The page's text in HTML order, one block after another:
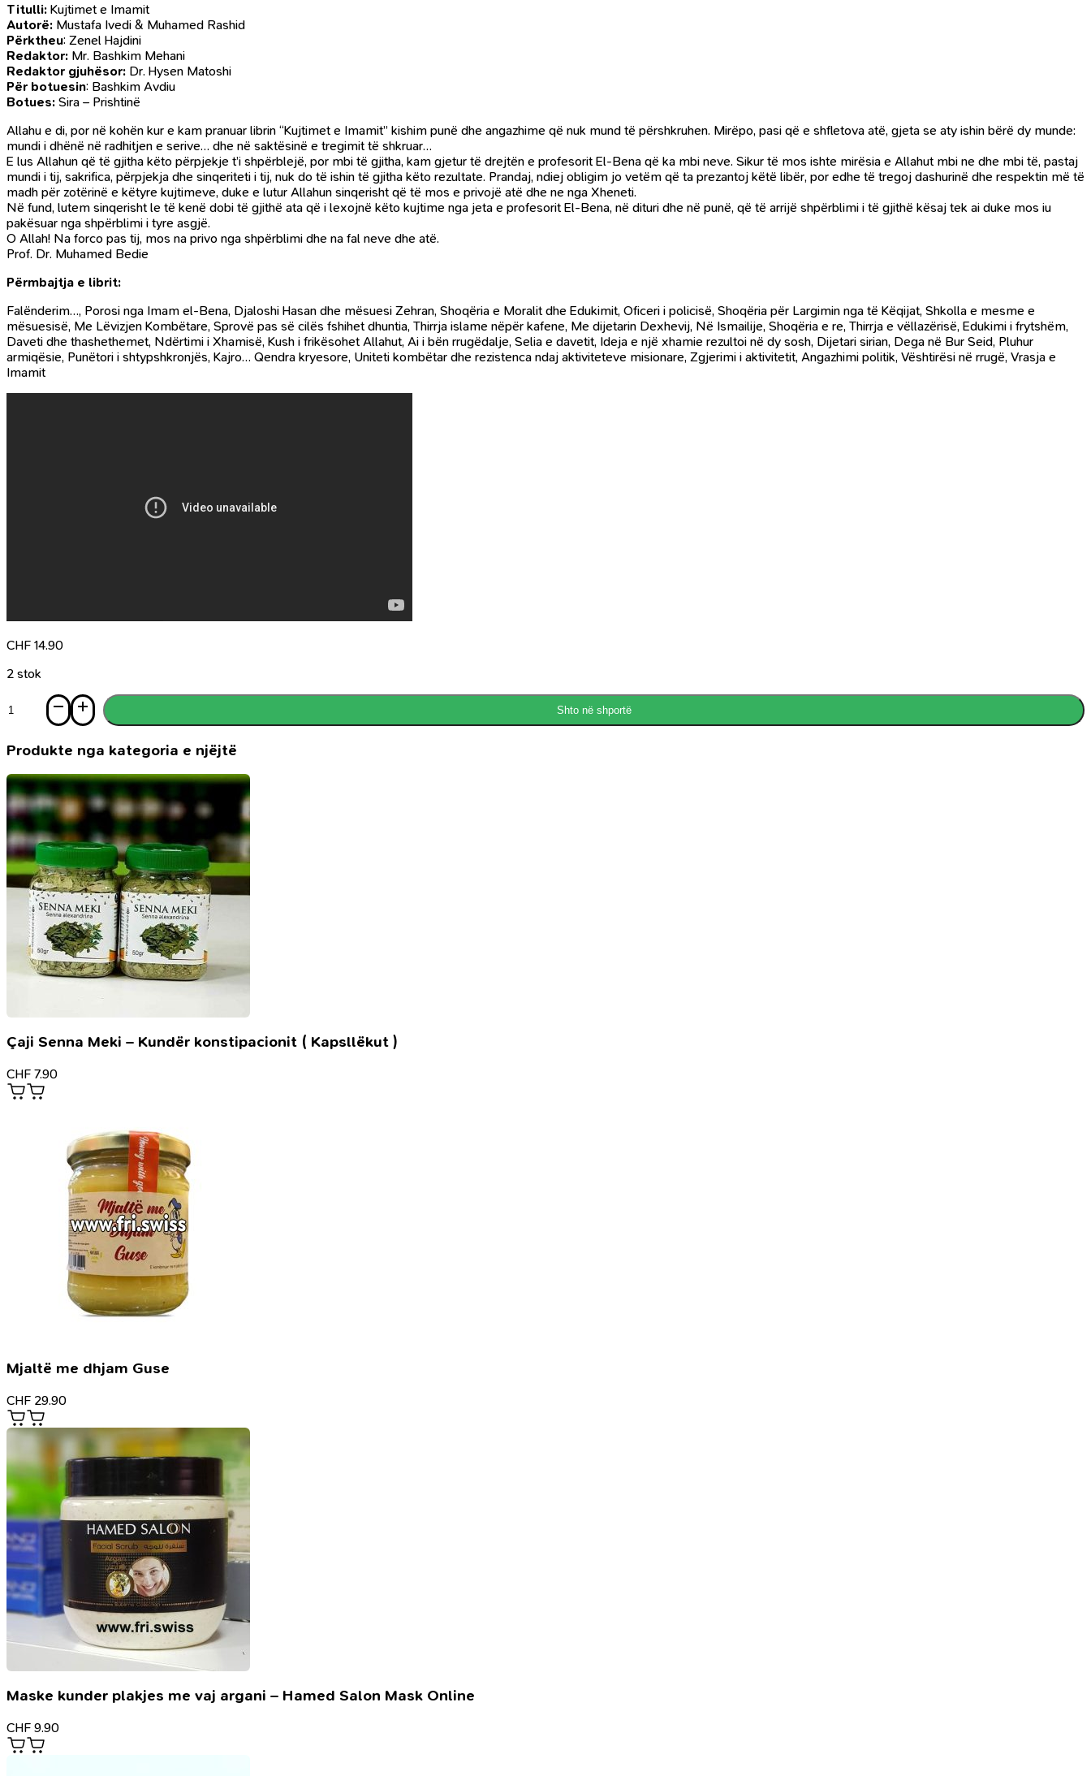
Titulli: Kujtimet e Imamit
Autorë: Mustafa Ivedi & Muhamed Rashid
Përktheu: Zenel Hajdini
Redaktor: Mr. Bashkim Mehani
Redaktor gjuhësor: Dr. Hysen Matoshi
Për botuesin: Bashkim Avdiu
Botues: Sira – Prishtinë
Allahu e di, por në kohën kur e kam pranuar librin “Kujtimet e Imamit” kishim punë dhe angazhime që nuk mund të përshkruhen. Mirëpo, pasi që e shfletova atë, gjeta se aty ishin bërë dy munde:
mundi i dhënë në radhitjen e serive… dhe në saktësinë e tregimit të shkruar…
E lus Allahun që të gjitha këto përpjekje t’i shpërblejë, por mbi të gjitha, kam gjetur të drejtën e profesorit El-Bena që ka mbi neve. Sikur të mos ishte mirësia e Allahut mbi ne dhe mbi të, pastaj
mundi i tij, sakrifica, përpjekja dhe sinqeriteti i tij, nuk do të ishin të gjitha këto rezultate. Prandaj, ndiej obligim jo vetëm që ta prezantoj këtë libër, por edhe të tregoj dashurinë dhe respektin më të
madh për zotërinë e këtyre kujtimeve, duke e lutur Allahun sinqerisht që të mos e privojë atë dhe ne nga Xheneti.
Në fund, lutem sinqerisht le të kenë dobi të gjithë ata që i lexojnë këto kujtime nga jeta e profesorit El-Bena, në dituri dhe në punë, që të arrijë shpërblimi i të gjithë kësaj tek ai duke mos iu
pakësuar nga shpërblimi i tyre asgjë.
O Allah! Na forco pas tij, mos na privo nga shpërblimi dhe na fal neve dhe atë.
Prof. Dr. Muhamed Bedie
Përmbajtja e librit:
Falënderim…, Porosi nga Imam el-Bena, Djaloshi Hasan dhe mësuesi Zehran, Shoqëria e Moralit dhe Edukimit, Oficeri i policisë, Shoqëria për Largimin nga të Këqijat, Shkolla e mesme e
mësuesisë, Me Lëvizjen Kombëtare, Sprovë pas së cilës fshihet dhuntia, Thirrja islame nëpër kafene, Me dijetarin Dexhevij, Në Ismailije, Shoqëria e re, Thirrja e vëllazërisë, Edukimi i frytshëm,
Daveti dhe thashethemet, Ndërtimi i Xhamisë, Kush i frikësohet Allahut, Ai i bën rrugëdalje, Selia e davetit, Ideja e një xhamie rezultoi në dy sosh, Dijetari sirian, Dega në Bur Seid, Pluhur
armiqësie, Punëtori i shtypshkronjës, Kajro… Qendra kryesore, Uniteti kombëtar dhe rezistenca ndaj aktiviteteve misionare, Zgjerimi i aktivitetit, Angazhimi politik, Vështirësi në rrugë, Vrasja e
Imamit
CHF 14.90
2 stok
Kujtimet
Imamit
Shto në shportë
Produkte nga kategoria e njëjtë
Çaji Senna Meki – Kundër konstipacionit ( Kapsllëkut )
CHF 7.90
Mjaltë me dhjam Guse
CHF 29.90
Maske kunder plakjes me vaj argani – Hamed Salon Mask Online
CHF 9.90